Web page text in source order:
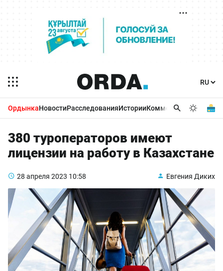
ОрдынкаНовостиРасследованияИсторииКомментарииБизнес
380 туроператоров имеют
лицензии на работу в Казахстане
28 апреля 2023 10:58 Евгения Диких